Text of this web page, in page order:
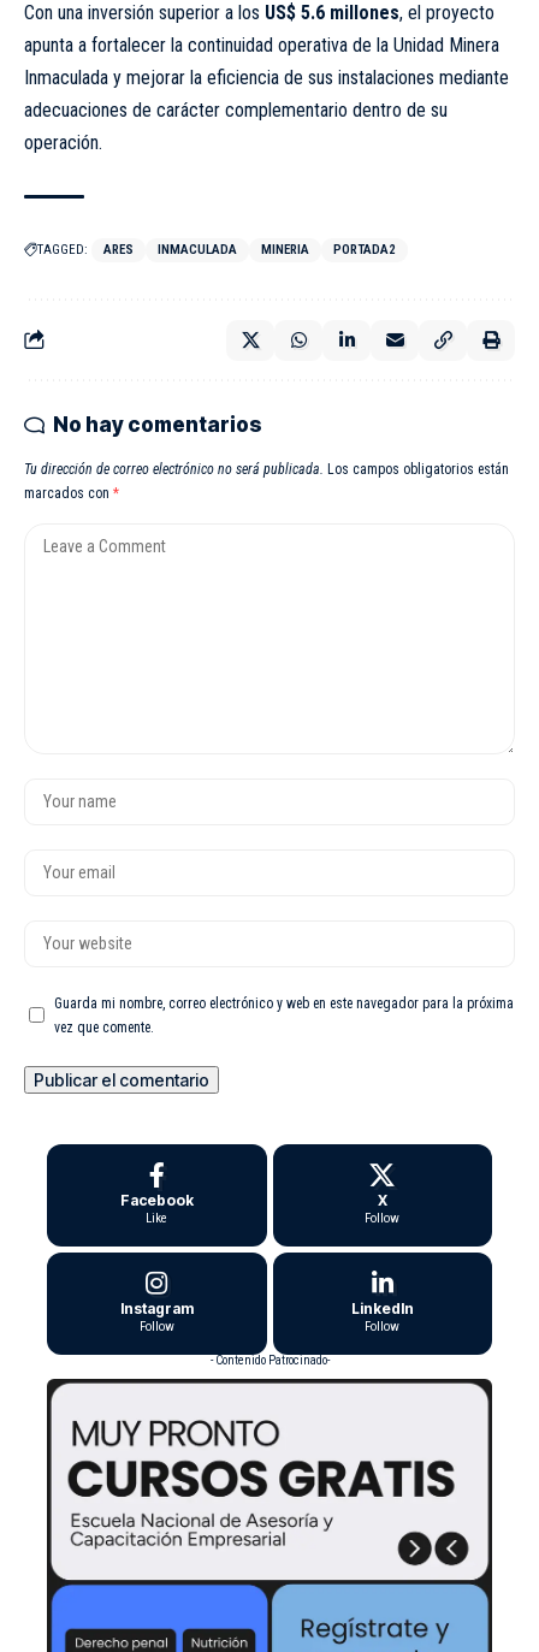
Con una inversión superior a los US$ 5.6 millones, el proyecto
apunta a fortalecer la continuidad operativa de la Unidad Minera
Inmaculada y mejorar la eficiencia de sus instalaciones mediante
adecuaciones de carácter complementario dentro de su
operación.
TAGGED: ARES INMACULADA MINERIA PORTADA2
No hay comentarios
Tu dirección de correo electrónico no será publicada. Los campos obligatorios están
marcados con *
Guarda mi nombre, correo electrónico y web en este navegador para la próxima
vez que comente.
Facebook
Like
X
Follow
Instagram
Follow
LinkedIn
Follow
- Contenido Patrocinado-